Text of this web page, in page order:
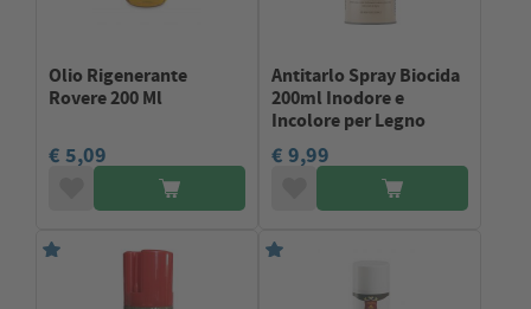
Olio Rigenerante
Rovere 200 Ml
€ 5,09
Antitarlo Spray Biocida
200ml Inodore e
Incolore per Legno
€ 9,99